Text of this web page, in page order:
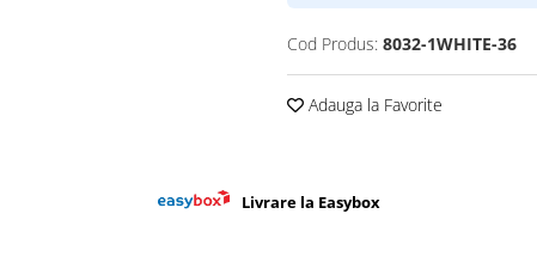
Cod Produs: 8032-1WHITE-36
Adauga la Favorite
Livrare la Easybox